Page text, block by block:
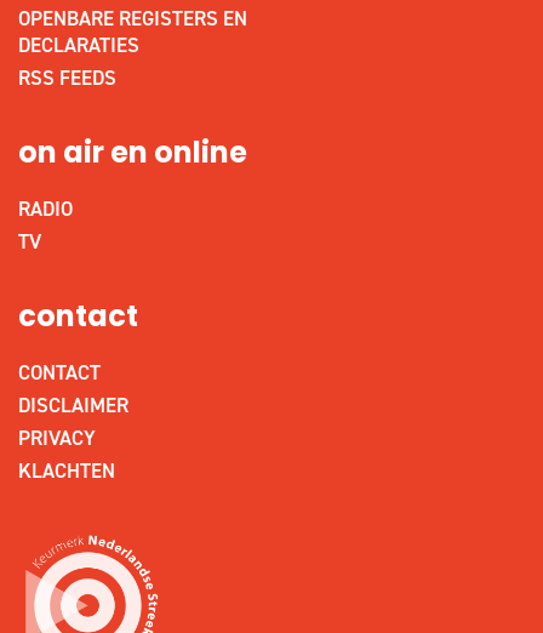
OPENBARE REGISTERS EN
DECLARATIES
RSS FEEDS
on air en online
RADIO
TV
contact
CONTACT
DISCLAIMER
PRIVACY
KLACHTEN